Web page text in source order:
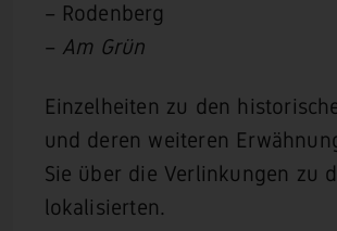
– Rodenberg
– Am Grün
Einzelheiten zu den
und deren weiteren
Sie über die Verlinkungen zu
lokalisierten.